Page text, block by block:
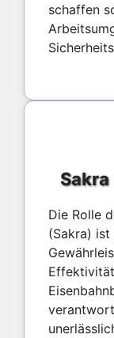
schaffen
Die Rolle
(Sakra)